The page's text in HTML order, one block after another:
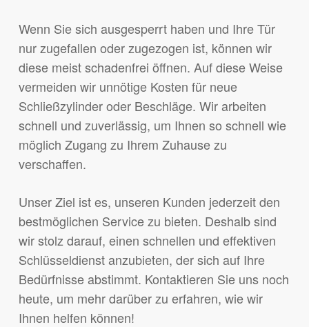
Wenn Sie sich ausgesperrt haben und Ihre Tür
nur zugefallen oder zugezogen ist, können wir
diese meist schadenfrei öffnen. Auf diese Weise
vermeiden wir unnötige Kosten für neue
Schließzylinder oder Beschläge. Wir arbeiten
schnell und zuverlässig, um Ihnen so schnell wie
möglich Zugang zu Ihrem Zuhause zu
verschaffen.
Unser Ziel ist es, unseren Kunden jederzeit den
bestmöglichen Service zu bieten. Deshalb sind
wir stolz darauf, einen schnellen und effektiven
Schlüsseldienst anzubieten, der sich auf Ihre
Bedürfnisse abstimmt. Kontaktieren Sie uns noch
heute, um mehr darüber zu erfahren, wie wir
Ihnen helfen können!